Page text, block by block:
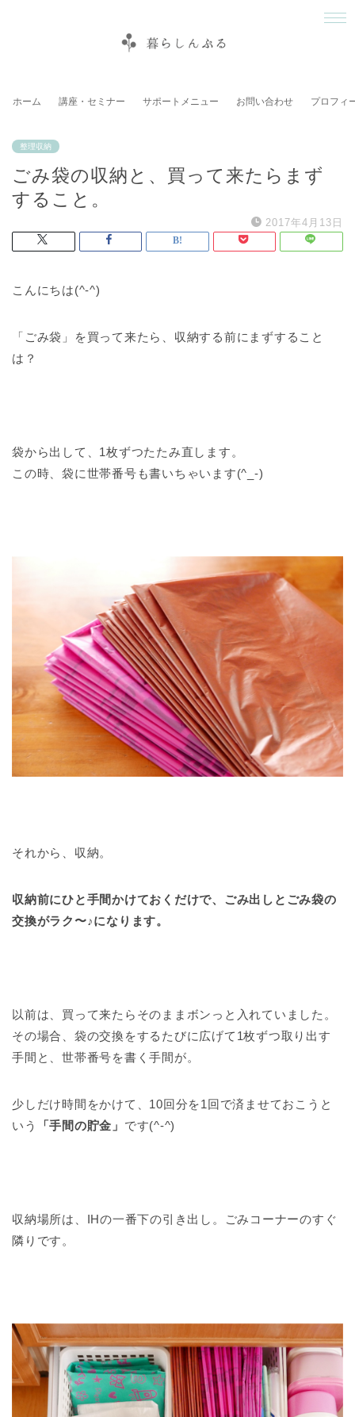
ホーム 講座・セミナー サポートメニュー お問い合わせ プロフィ
整理収納
ごみ袋の収納と、買って来たらまず
すること。
2017年4月13日
こんにちは(^-^)
「ごみ袋」を買って来たら、収納する前にまずすること
は？
袋から出して、1枚ずつたたみ直します。
この時、袋に世帯番号も書いちゃいます(^_-)
それから、収納。
収納前にひと手間かけておくだけで、ごみ出しとごみ袋の
交換がラク〜♪になります。
以前は、買って来たらそのままボンっと入れていました。
その場合、袋の交換をするたびに広げて1枚ずつ取り出す
手間と、世帯番号を書く手間が。
少しだけ時間をかけて、10回分を1回で済ませておこうと
いう
「手間の貯金」 です(^-^)
収納場所は、IHの一番下の引き出し。ごみコーナーのすぐ
隣りです。